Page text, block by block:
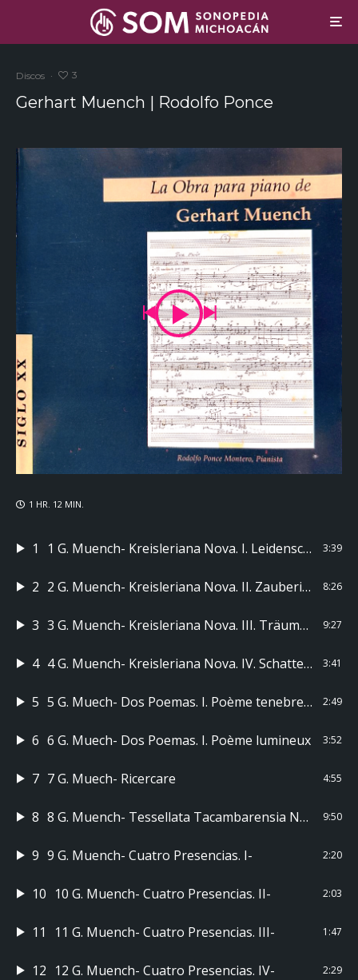
Discos · 3
Gerhart Muench | Rodolfo Ponce
1 HR. 12 MIN.
1 1 G. Muench- Kreisleriana Nova. I. Leidenschaftlich Bewegt 3:39
2 2 G. Muench- Kreisleriana Nova. II. Zauberisch, Fliessend 8:26
3 3 G. Muench- Kreisleriana Nova. III. Träumerisch durchwegszart 9:27
4 4 G. Muench- Kreisleriana Nova. IV. Schattengleich, Staccatissimo, vivace 3:41
5 5 G. Muech- Dos Poemas. I. Poème tenebreux 2:49
6 6 G. Muech- Dos Poemas. I. Poème lumineux 3:52
7 7 G. Muech- Ricercare 4:55
8 8 G. Muench- Tessellata Tacambarensia No. 1 9:50
9 9 G. Muench- Cuatro Presencias. I- 2:20
10 10 G. Muench- Cuatro Presencias. II- 2:03
11 11 G. Muench- Cuatro Presencias. III- 1:47
12 12 G. Muench- Cuatro Presencias. IV- 2:29